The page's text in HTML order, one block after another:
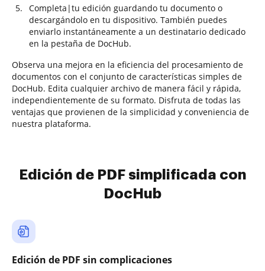
Completa|tu edición guardando tu documento o
descargándolo en tu dispositivo. También puedes
enviarlo instantáneamente a un destinatario dedicado
en la pestaña de DocHub.
Observa una mejora en la eficiencia del procesamiento de
documentos con el conjunto de características simples de
DocHub. Edita cualquier archivo de manera fácil y rápida,
independientemente de su formato. Disfruta de todas las
ventajas que provienen de la simplicidad y conveniencia de
nuestra plataforma.
Edición de PDF simplificada con
DocHub
Edición de PDF sin complicaciones